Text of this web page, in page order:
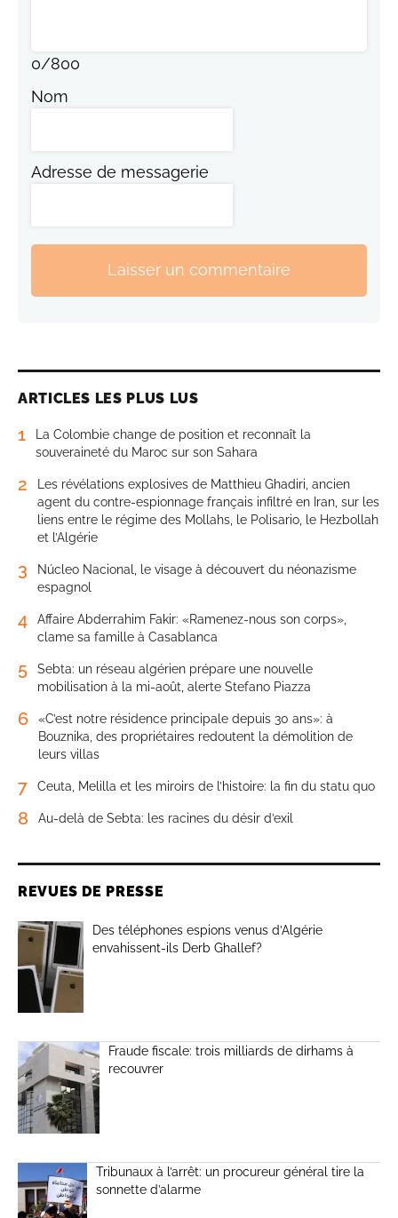
0/800
Nom
Adresse de messagerie
Laisser un commentaire
ARTICLES LES PLUS LUS
1
La Colombie change de position et reconnaît la
souveraineté du Maroc sur son Sahara
2
Les révélations explosives de Matthieu Ghadiri, ancien
agent du contre-espionnage français infiltré en Iran, sur les
liens entre le régime des Mollahs, le Polisario, le Hezbollah
et l’Algérie
3
Núcleo Nacional, le visage à découvert du néonazisme
espagnol
4
Affaire Abderrahim Fakir: «Ramenez-nous son corps»,
clame sa famille à Casablanca
5
Sebta: un réseau algérien prépare une nouvelle
mobilisation à la mi-août, alerte Stefano Piazza
6
«C’est notre résidence principale depuis 30 ans»: à
Bouznika, des propriétaires redoutent la démolition de
leurs villas
7 Ceuta, Melilla et les miroirs de l’histoire: la fin du statu quo
8 Au-delà de Sebta: les racines du désir d’exil
REVUES DE PRESSE
Des téléphones espions venus d’Algérie
envahissent-ils Derb Ghallef?
Fraude fiscale: trois milliards de dirhams à
recouvrer
Tribunaux à l’arrêt: un procureur général tire la
sonnette d’alarme